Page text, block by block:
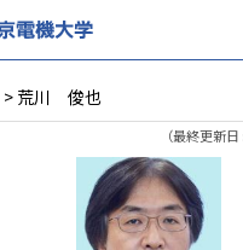
> 荒川 俊也
（最終更新